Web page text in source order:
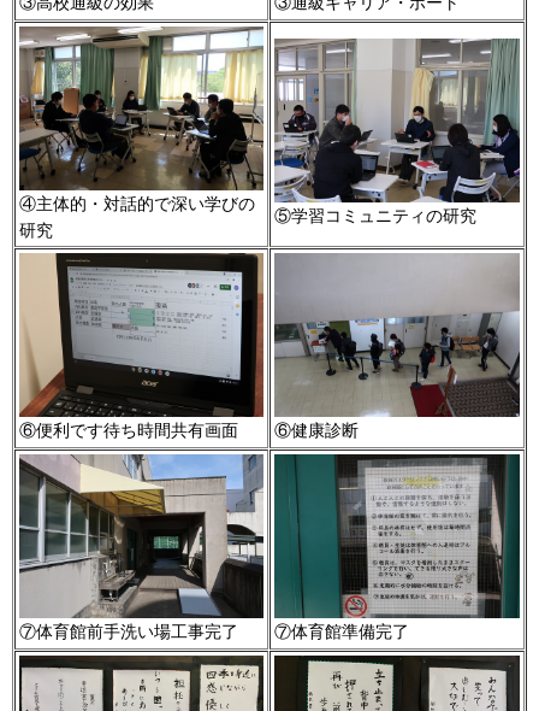
④主体的・対話的で深い学びの
研究
⑤学習コミュニティの研究
⑥便利です待ち時間共有画面 ⑥健康診断
⑦体育館前手洗い場工事完了 ⑦体育館準備完了